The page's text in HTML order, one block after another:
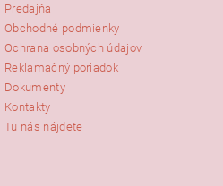
Predajňa
Obchodné podmienky
Ochrana osobných údajov
Reklamačný poriadok
Dokumenty
Kontakty
Tu nás nájdete